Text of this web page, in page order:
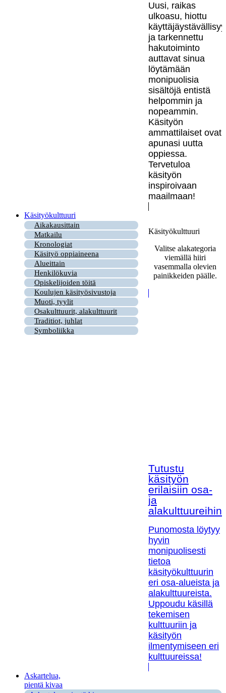
Uusi, raikas
ulkoasu, hiottu
ja tarkennettu
hakutoiminto
auttavat sinua
löytämään
monipuolisia
sisältöjä entistä
helpommin ja
nopeammin.
Käsityön
ammattilaiset ovat
apunasi uutta
oppiessa.
Tervetuloa
käsityön
inspiroivaan
maailmaan!
Käsityökulttuuri
Aikakausittain
Matkailu
Kronologiat
Käsityö oppiaineena
Alueittain
Henkilökuvia
Opiskelijoiden töitä
Koulujen käsityösivustoja
Muoti, tyylit
Osakulttuurit, alakulttuurit
Traditiot, juhlat
Symboliikka
Käsityökulttuuri
Valitse alakategoria
viemällä hiiri
vasemmalla olevien
painikkeiden päälle.
Tutustu
käsityön
erilaisiin osa-
ja
alakulttuureihin!
Punomosta löytyy
hyvin
monipuolisesti
tietoa
käsityökulttuurin
eri osa-alueista ja
alakulttuureista.
Uppoudu käsillä
tekemisen
kulttuuriin ja
käsityön
ilmentymiseen eri
kulttuureissa!
Askartelua,
pientä kivaa